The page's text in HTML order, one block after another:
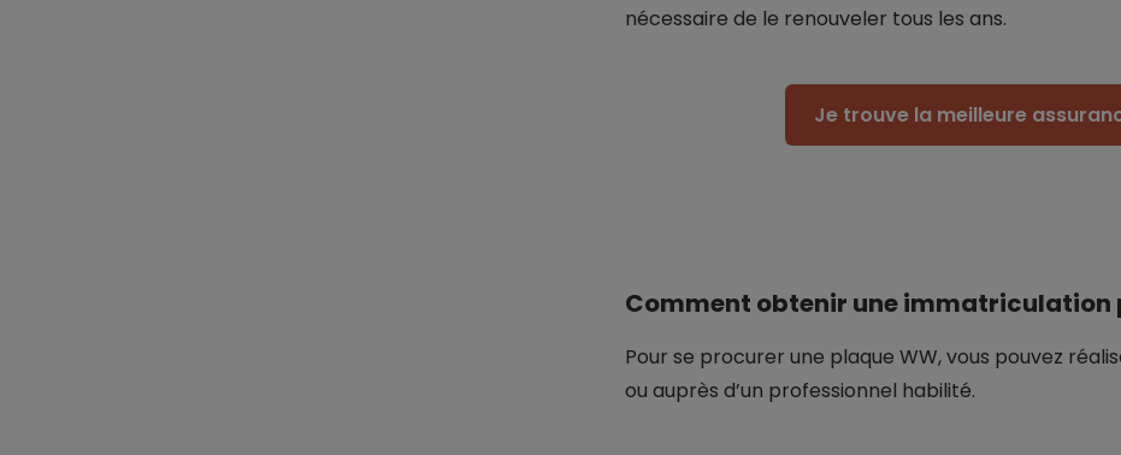
nécessaire de le renouveler tous les ans.
Je trouve la meilleure
Comment obtenir une immatriculation
Pour se procurer une plaque WW, vous pouvez
ou auprès d’un professionnel habilité.